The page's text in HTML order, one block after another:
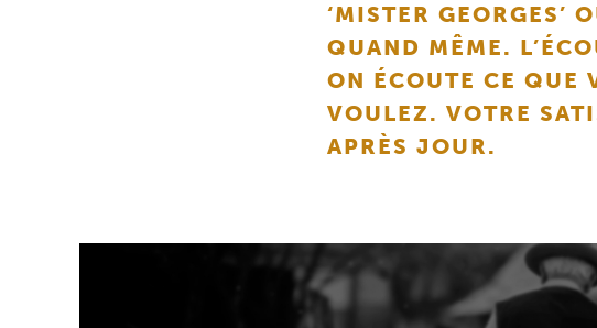
‘MISTER GEORGES’
QUAND MÊME.
ON ÉCOUTE CE QUE
VOULEZ. VOTRE
APRÈS JOUR.